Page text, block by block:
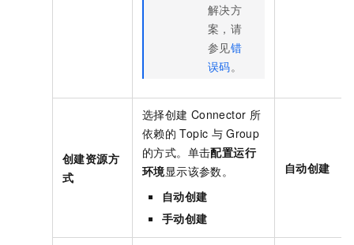
解决方
案，请
参见错
误码。
创建资源方
式
选择创建 Connector 所
依赖的 Topic 与 Group
的方式。单击配置运行
环境显示该参数。
自动创建
手动创建
自动创建